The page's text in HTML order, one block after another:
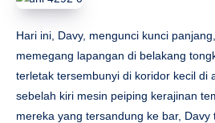
Hari ini, Davy, mengunci kunci
memegang lapangan di belakang
terletak tersembunyi di koridor kecil di
sebelah kiri mesin peiping kerajinan
mereka yang tersandung ke bar, Davy